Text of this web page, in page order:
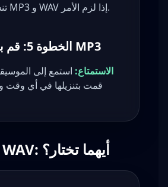
تنسيقات MP3 و WAV إذا لزم الأمر.
الخطوة 5: قم بتنزيل MP3
الاستمتاع: استمع إلى
قمت بتنزيلها في أي وقت
MP3 مقابل WAV: أيهما تختار؟